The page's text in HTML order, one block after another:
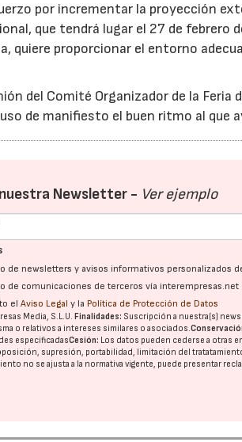
por incrementar la proyección
que tendrá lugar el 27 de febrero
quiere proporcionar el entorno
del Comité Organizador de la
de manifiesto el buen ritmo al que
Newsletter - Ver ejemplo
de newsletters y avisos informativos personalizados
de comunicaciones de terceros vía interempresas.net
elAviso Legal y la Política de Protección de Datos
Media, S.L.U.Finalidades: Suscripción a nuestra(s)
o relativos a intereses similares o asociados.
especificadasCesión: Los datos pueden cederse a otras
supresión, portabilidad, limitación del
no se ajusta a la normativa vigente, puede presentar